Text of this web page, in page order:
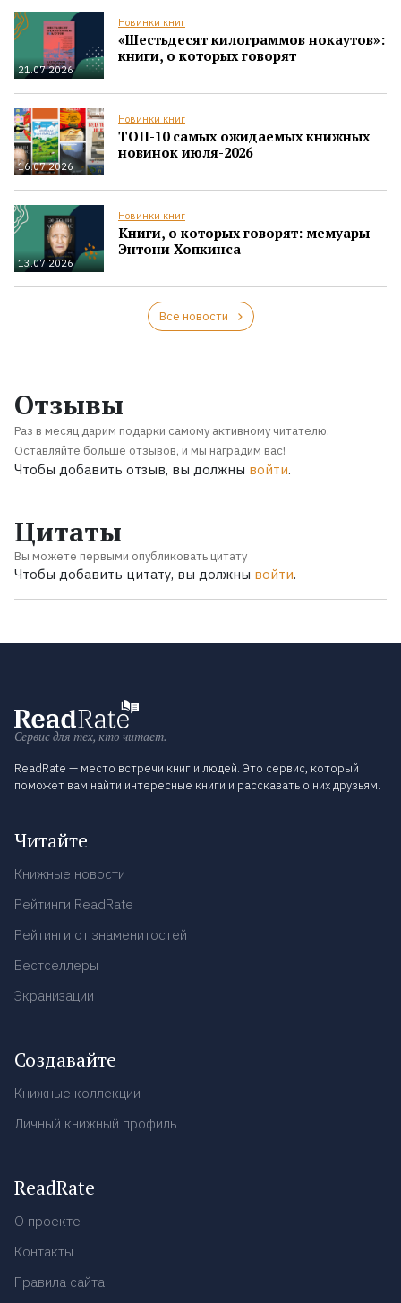
21.07.2026
Новинки книг
«Шестьдесят килограммов нокаутов»:
книги, о которых говорят
16.07.2026
Новинки книг
ТОП-10 самых ожидаемых книжных
новинок июля-2026
13.07.2026
Новинки книг
Книги, о которых говорят: мемуары
Энтони Хопкинса
Все новости
Отзывы
Раз в месяц дарим подарки самому активному читателю.
Оставляйте больше отзывов, и мы наградим вас!
Чтобы добавить отзыв, вы должны войти.
Цитаты
Вы можете первыми опубликовать цитату
Чтобы добавить цитату, вы должны войти.
Сервис для тех, кто читает.
ReadRate — место встречи книг и людей. Это сервис, который
поможет вам найти интересные книги и рассказать о них друзьям.
Читайте
Книжные новости
Рейтинги ReadRate
Рейтинги от знаменитостей
Бестселлеры
Экранизации
Создавайте
Книжные коллекции
Личный книжный профиль
ReadRate
О проекте
Контакты
Правила сайта